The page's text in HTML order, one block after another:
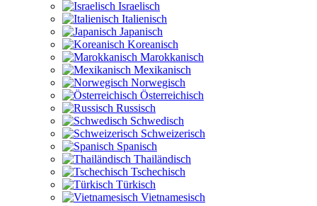
Israelisch
Italienisch
Japanisch
Koreanisch
Marokkanisch
Mexikanisch
Norwegisch
Österreichisch
Russisch
Schwedisch
Schweizerisch
Spanisch
Thailändisch
Tschechisch
Türkisch
Vietnamesisch